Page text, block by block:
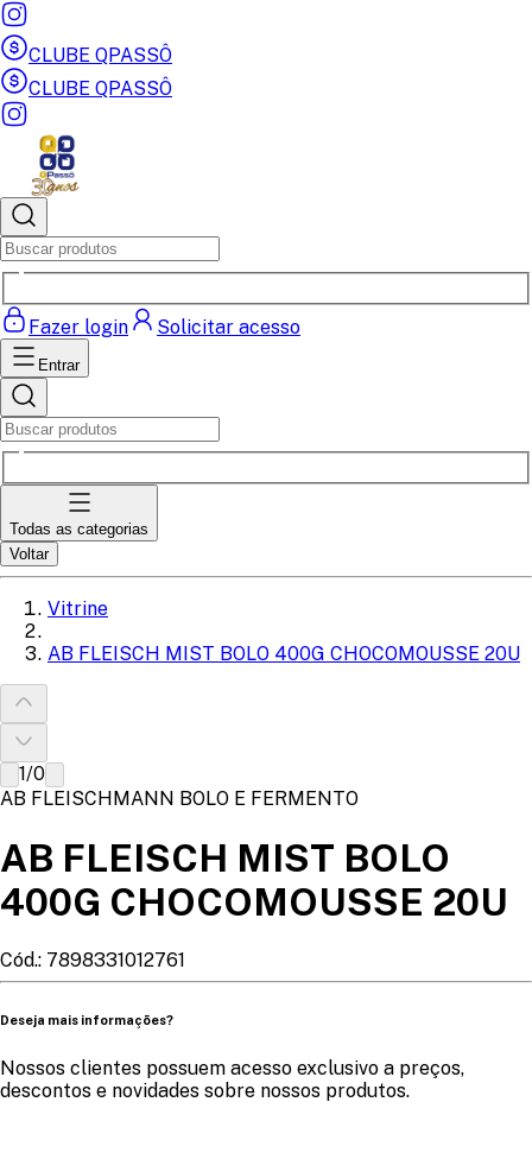
CLUBE QPASSÔ
CLUBE QPASSÔ
Fazer login Solicitar acesso
Entrar
Todas as categorias
Voltar
Vitrine
AB FLEISCH MIST BOLO 400G CHOCOMOUSSE 20U
1/0
AB FLEISCHMANN BOLO E FERMENTO
AB FLEISCH MIST BOLO
400G CHOCOMOUSSE 20U
Cód.: 7898331012761
Deseja mais informações?
Nossos clientes possuem acesso exclusivo a preços,
descontos e novidades sobre nossos produtos.